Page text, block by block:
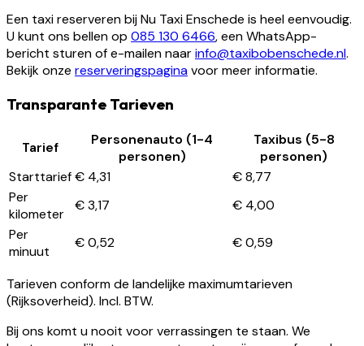
Een taxi reserveren bij Nu Taxi Enschede is heel eenvoudig.
U kunt ons bellen op 085 130 6466, een WhatsApp-
bericht sturen of e-mailen naarinfo@taxibobenschede.nl.
Bekijk onze reserveringspaginavoor meer informatie.
Transparante Tarieven
Tarief
Personenauto (1-4
personen)
Taxibus (5-8
personen)
Starttarief€ 4,31
€ 8,77
Per
kilometer
€ 3,17
€ 4,00
Per
minuut
€ 0,52 € 0,59
Tarieven conform de landelijke maximumtarieven
(Rijksoverheid). Incl. BTW.
Bij ons komt u nooit voor verrassingen te staan. We